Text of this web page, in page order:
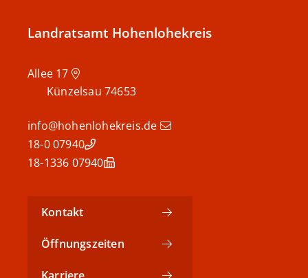
Landratsamt Hohenlohekreis
74653
Künzelsau
info@hohenlohekreis.de
07940 18-0
07940 18-1336
Kontakt
Öffnungszeiten